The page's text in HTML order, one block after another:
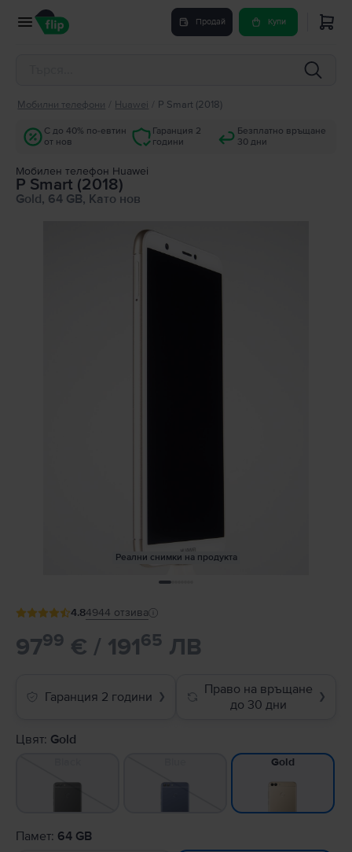
Продай Купи
Мобилни телефони Huawei P Smart (2018)
С до 40% по-евтин
от нов
Гаранция 2
години
Безплатно връщане
30 дни
Мобилен телефон Huawei
P Smart (2018)
Gold, 64 GB, Като нов
Реални снимки на продукта
4.84944 отзива
9799 € / 19165 ЛВ
Гаранция 2 години ❯
Право на връщане
до 30 дни
❯
Цвят: Gold
Gold
Памет: 64 GB